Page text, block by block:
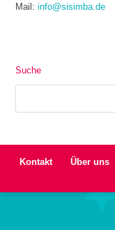
Mail:info@sisimba.de
Suche
Kontakt Über uns